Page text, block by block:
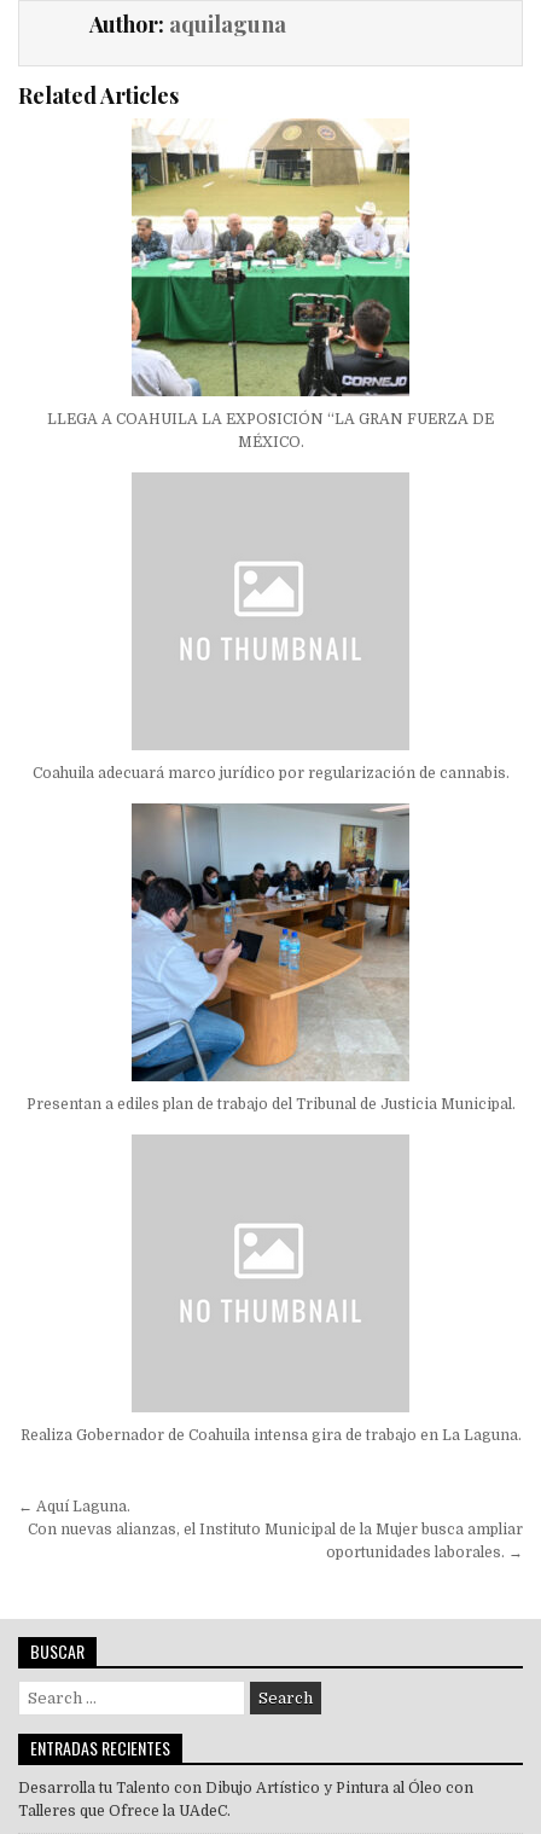
Author: aquilaguna
Related Articles
LLEGA A COAHUILA LA EXPOSICIÓN “LA GRAN FUERZA DE
MÉXICO.
Coahuila adecuará marco jurídico por regularización de cannabis.
Presentan a ediles plan de trabajo del Tribunal de Justicia Municipal.
Realiza Gobernador de Coahuila intensa gira de trabajo en La Laguna.
Navegación
de
← Aquí Laguna.
Con nuevas alianzas, el Instituto Municipal de la Mujer busca ampliar
oportunidades laborales. →
BUSCAR
Search
for:
ENTRADAS RECIENTES
Desarrolla tu Talento con Dibujo Artístico y Pintura al Óleo con
Talleres que Ofrece la UAdeC.